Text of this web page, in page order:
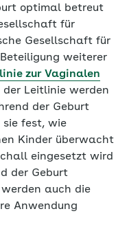
optimal betreut
für
Gesellschaft für
weiterer
zur Vaginalen
Leitlinie werden
der Geburt
fest, wie
Kinder überwacht
eingesetzt wird
der Geburt
auch die
Anwendung